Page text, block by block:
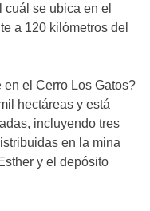
se ubica en el
a 120 kilómetros del
el Cerro Los Gatos?
hectáreas y está
incluyendo tres
en la mina
y el depósito